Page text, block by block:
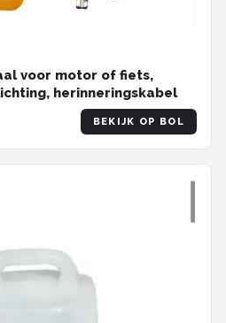
voor motor of fiets,
herinneringskabel
BEKIJK OP BOL